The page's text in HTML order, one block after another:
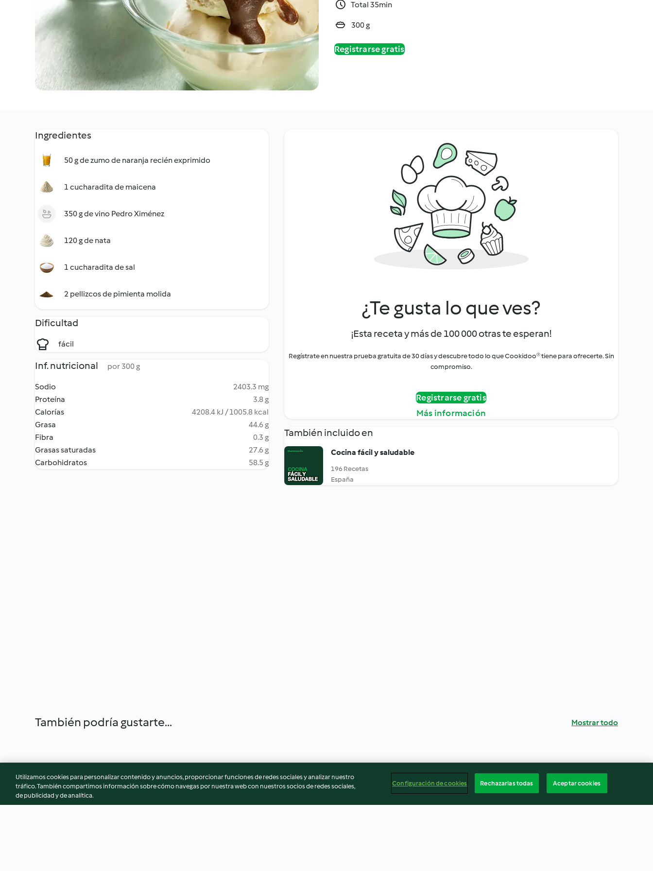
Total 35min
300 g
Registrarse gratis
Ingredientes
50 g de zumo de naranja recién exprimido
1 cucharadita de maicena
350 g de vino Pedro Ximénez
120 g de nata
1 cucharadita de sal
2 pellizcos de pimienta molida
Dificultad
fácil
Inf. nutricional por 300 g
Sodio
2403.3 mg
Proteína
3.8 g
Calorías
4208.4 kJ / 1005.8 kcal
Grasa
44.6 g
Fibra
0.3 g
Grasas saturadas
27.6 g
Carbohidratos
58.5 g
¿Te gusta lo que ves?
¡Esta receta y más de 100 000 otras te esperan!
Regístrate en nuestra prueba gratuita de 30 días y descubre todo lo que Cookidoo® tiene para ofrecerte. Sin
compromiso.
Registrarse gratis
Más información
También incluido en
Cocina fácil y saludable
196 Recetas
España
También podría gustarte... Mostrar todo
Utilizamos cookies para personalizar contenido y anuncios, proporcionar funciones de redes sociales y analizar nuestro
tráfico. También compartimos información sobre cómo navegas por nuestra web con nuestros socios de redes sociales,
de publicidad y de analítica.
Configuración de cookies Rechazarlas todas Aceptar cookies